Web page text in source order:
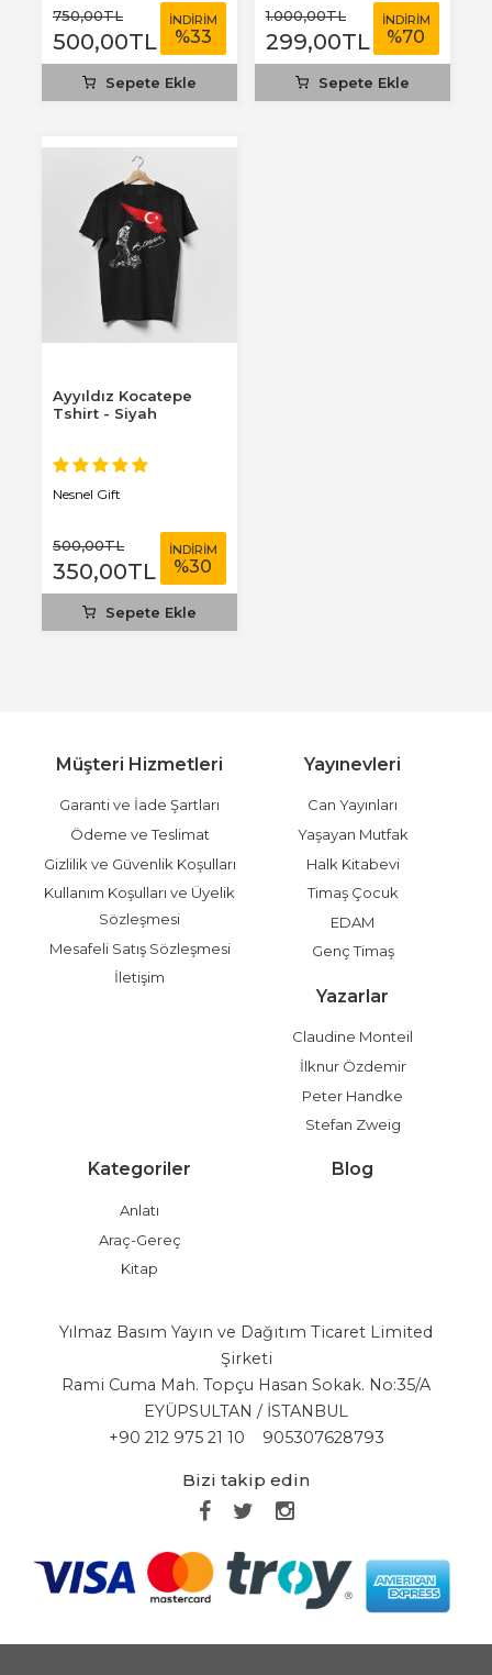
750,00TL
500,00TL
İNDİRİM
%33
Sepete Ekle
1.000,00TL
299,00TL
İNDİRİM
%70
Sepete Ekle
Ayyıldız Kocatepe
Tshirt - Siyah
Nesnel Gift
500,00TL
350,00TL
İNDİRİM
%30
Sepete Ekle
Müşteri Hizmetleri
Garanti ve İade Şartları
Ödeme ve Teslimat
Gizlilik ve Güvenlik Koşulları
Kullanım Koşulları ve Üyelik
Sözleşmesi
Mesafeli Satış Sözleşmesi
İletişim
Yayınevleri
Can Yayınları
Yaşayan Mutfak
Halk Kitabevi
Timaş Çocuk
EDAM
Genç Timaş
Yazarlar
Claudine Monteil
İlknur Özdemir
Peter Handke
Stefan Zweig
Kategoriler
Anlatı
Araç-Gereç
Kitap
Blog
Yılmaz Basım Yayın ve Dağıtım Ticaret Limited
Şirketi
Rami Cuma Mah. Topçu Hasan Sokak. No:35/A
EYÜPSULTAN / İSTANBUL
+90 212 975 21 10
905307628793
Bizi takip edin